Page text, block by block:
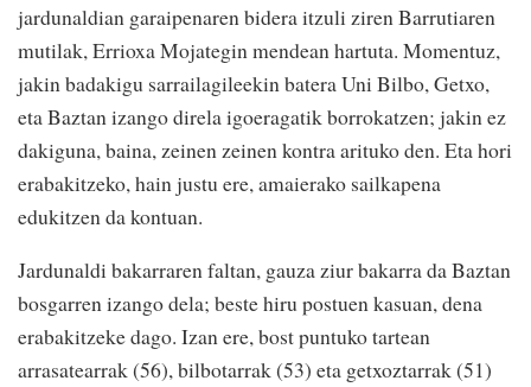
jardunaldian garaipenaren bidera itzuli ziren Barrutiaren
mutilak, Errioxa Mojategin mendean hartuta. Momentuz,
jakin badakigu sarrailagileekin batera Uni Bilbo, Getxo,
eta Baztan izango direla igoeragatik borrokatzen; jakin ez
dakiguna, baina, zeinen zeinen kontra arituko den. Eta hori
erabakitzeko, hain justu ere, amaierako sailkapena
edukitzen da kontuan.
Jardunaldi bakarraren faltan, gauza ziur bakarra da Baztan
bosgarren izango dela; beste hiru postuen kasuan, dena
erabakitzeke dago. Izan ere, bost puntuko tartean
arrasatearrak (56), bilbotarrak (53) eta getxoztarrak (51)